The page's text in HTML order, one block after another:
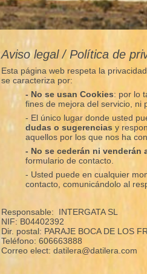
Aviso legal / Política de
Esta página web respeta la
se caracteriza por:
- No se usan Cookies: por lo
fines de mejora del servicio, ni
- El único lugar donde usted
dudas o sugerencias y
aquellos por los que nos ha
- No se cederán ni
formulario de contacto.
- Usted puede en cualquier
contacto, comunicándolo al
Responsable: INTERGATA SL
NIF: B04402392
Dir. postal: PARAJE BOCA DE LOS
Teléfono: 606663888
Correo elect: datilera@datilera.com